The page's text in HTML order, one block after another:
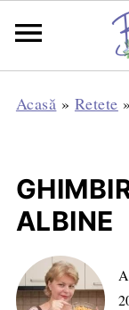
Acasă » Retete
ALBINE